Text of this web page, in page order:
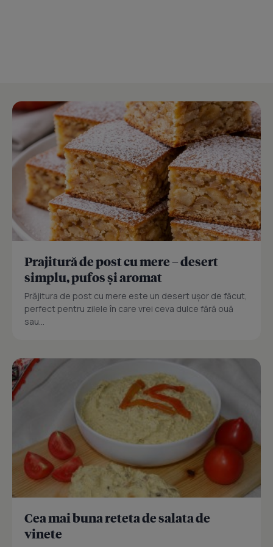
Prajitură de post cu mere – desert
simplu, pufos și aromat
Prăjitura de post cu mere este un desert ușor de făcut,
perfect pentru zilele în care vrei ceva dulce fără ouă
sau...
Cea mai buna reteta de salata de
vinete